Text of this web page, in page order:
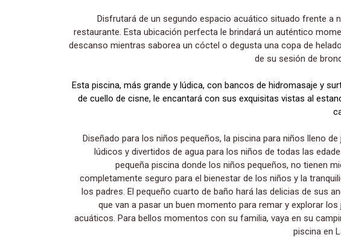
Disfrutará de un segundo espacio acuático situado frente a nuestro
restaurante. Esta ubicación perfecta le brindará un auténtico
descanso mientras saborea un cóctel o degusta una copa de
de su sesión de
Esta piscina, más grande y lúdica, con bancos de hidromasaje y
de cuello de cisne, le encantará con sus exquisitas vistas al
Diseñado para los niños pequeños, la piscina para niños lleno de
lúdicos y divertidos de agua para los niños de todas las
pequeña piscina donde los niños pequeños, no tienen
completamente seguro para el bienestar de los niños y la
los padres. El pequeño cuarto de baño hará las delicias de sus
que van a pasar un buen momento para remar y explorar los
acuáticos. Para bellos momentos con su familia, vaya en su
piscina en